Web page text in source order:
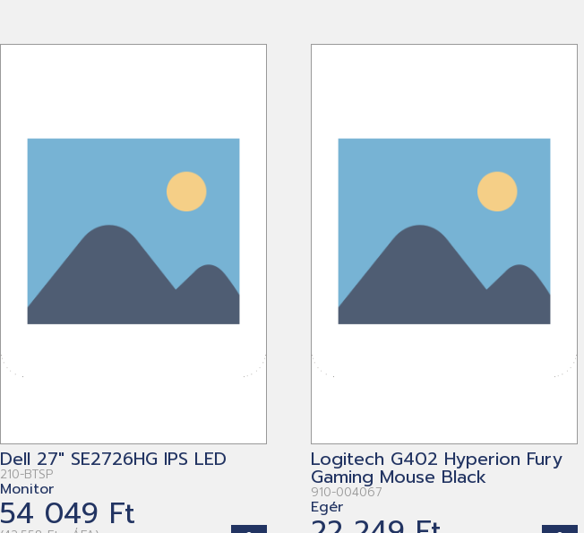
Dell 27" SE2726HG IPS LED
210-BTSP
Monitor
54 049 Ft
Logitech G402 Hyperion Fury
Gaming Mouse Black
910-004067
Egér